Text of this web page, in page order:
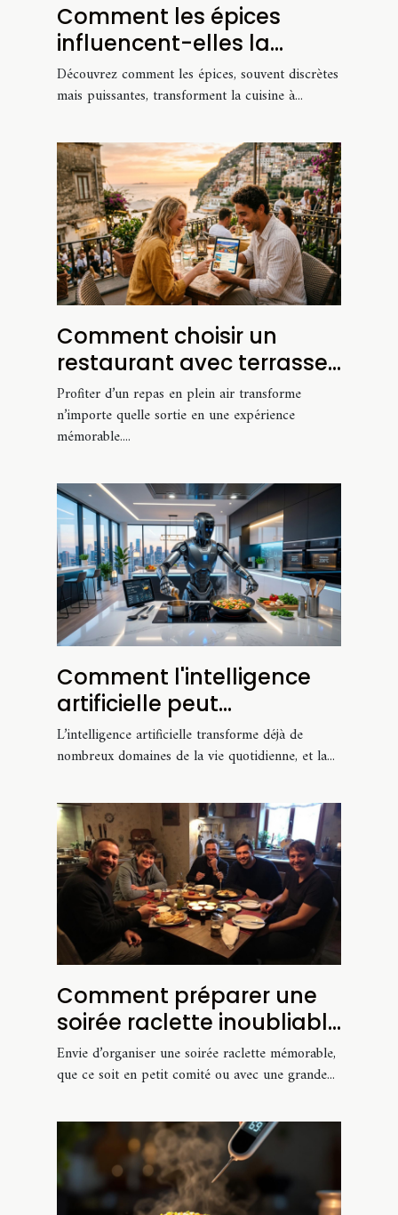
Comment les épices
influencent-elles la
cuisine mondiale ?
Découvrez comment les épices, souvent discrètes
mais puissantes, transforment la cuisine à...
Comment choisir un
restaurant avec terrasse
pour une expérience
unique ?
Profiter d’un repas en plein air transforme
n’importe quelle sortie en une expérience
mémorable....
Comment l'intelligence
artificielle peut
révolutionner votre
cuisine ?
L’intelligence artificielle transforme déjà de
nombreux domaines de la vie quotidienne, et la...
Comment préparer une
soirée raclette inoubliable
pour tout budget ?
Envie d’organiser une soirée raclette mémorable,
que ce soit en petit comité ou avec une grande...